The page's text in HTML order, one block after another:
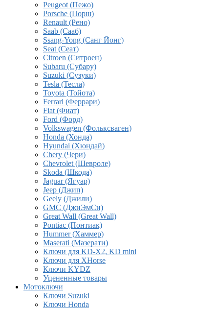
Peugeot (Пежо)
Porsche (Порш)
Renault (Рено)
Saab (Сааб)
Ssang-Yong (Санг Йонг)
Seat (Сеат)
Citroen (Ситроен)
Subaru (Субару)
Suzuki (Сузуки)
Tesla (Тесла)
Toyota (Тойота)
Ferrari (Феррари)
Fiat (Фиат)
Ford (Форд)
Volkswagen (Фольксваген)
Honda (Хонда)
Hyundai (Хюндай)
Chery (Чери)
Chevrolet (Шевроле)
Skoda (Шкода)
Jaguar (Ягуар)
Jeep (Джип)
Geely (Джили)
GMC (ДжиЭмСи)
Great Wall (Great Wall)
Pontiac (Понтиак)
Hummer (Хаммер)
Maserati (Мазерати)
Ключи для KD-X2, KD mini
Ключи для XHorse
Ключи KYDZ
Уцененные товары
Мотоключи
Ключи Suzuki
Ключи Honda